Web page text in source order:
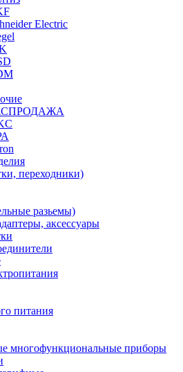
Electric
переходники)
разьемы)
аксессуары
питания
многофункциональные приборы